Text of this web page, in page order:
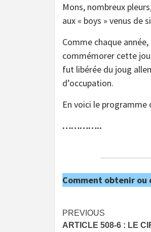
Mons, nombreux
aux « boys » venus de
Comme chaque
commémorer cette
fut libérée du joug
d’occupation.
En voici le programme
…………..
Comment obtenir ou
Post
PREVIOUS
ARTICLE 508-6 : LE